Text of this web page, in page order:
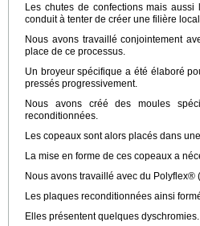
Les chutes de confections mais
conduit à tenter de créer une filière
Nous avons travaillé conjointement
place de ce processus.
Un broyeur spécifique a été élaboré
pressés progressivement.
Nous avons créé des moules
reconditionnées.
Les copeaux sont alors placés dans
La mise en forme de ces copeaux a
Nous avons travaillé avec du
Les plaques reconditionnées ainsi
Elles présentent quelques dyschromies.